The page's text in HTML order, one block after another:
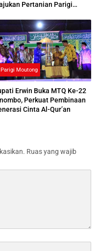
Pertanian Parigi
Parigi Moutong
Erwin Buka MTQ Ke-22
Perkuat Pembinaan
Cinta Al-Qur’an
Ruas yang wajib